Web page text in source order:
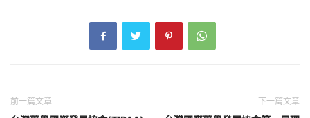
前一篇文章 下一篇文章